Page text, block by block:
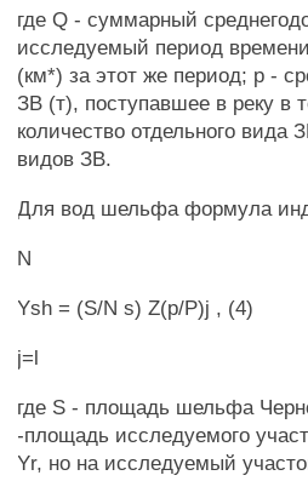
где Q - суммарный
исследуемый период
(км*) за этот же период; р -
ЗВ (т), поступавшее в реку в
количество отдельного вида
видов ЗВ.
Для вод шельфа формула
N
Ysh = (S/N s) Z(p/P)j , (4)
j=l
где S - площадь шельфа
-площадь исследуемого
Yr, но на исследуемый